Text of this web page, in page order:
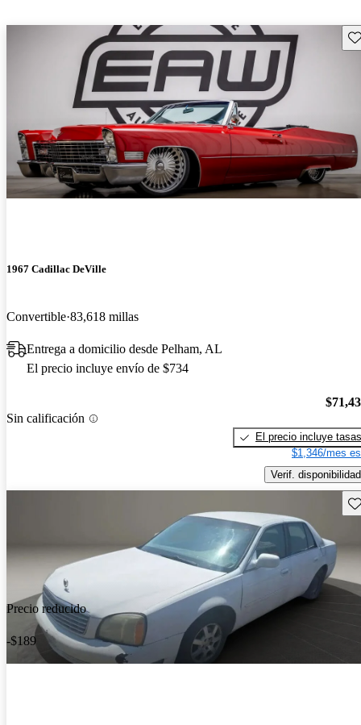
1967 Cadillac DeVille
Convertible 83,618 millas
Entrega a domicilio desde Pelham, AL
El precio incluye envío de $734
Sin calificación
El precio incluye tasas
$1,346/mes
Verif. disponibilidad
Precio reducido
-$189